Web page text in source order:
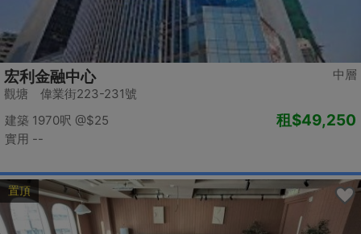
中層
宏利金融中心
觀塘 偉業街223-231號
建築 1970呎 @$25
實用 --
租$49,250
置頂